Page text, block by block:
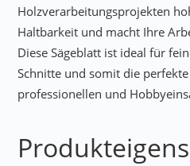
Holzverarbeitungsprojekten
Haltbarkeit und macht Ihre
Diese Sägeblatt ist ideal für
Schnitte und somit die
professionellen und